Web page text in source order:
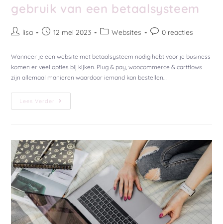
gebruik van een betaalsysteem
lisa 12 mei 2023 Websites 0 reacties
Wanneer je een website met betaalsysteem nodig hebt voor je business
komen er veel opties bij kijken. Plug & pay, woocommerce & cartflows
zijn allemaal manieren waardoor iemand kan bestellen…
Lees Verder